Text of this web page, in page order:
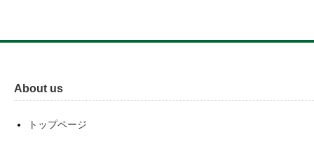
About us
トップページ